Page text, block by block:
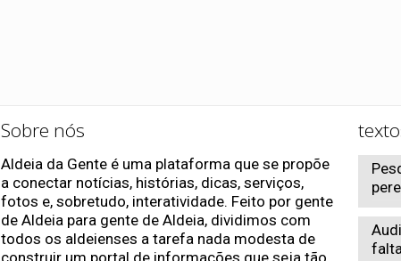
Sobre nós
Aldeia da Gente é uma plataforma que se propõe
a conectar notícias, histórias, dicas, serviços,
fotos e, sobretudo, interatividade. Feito por gente
de Aldeia para gente de Aldeia, dividimos com
todos os aldeienses a tarefa nada modesta de
construir um portal de informações que seja tão